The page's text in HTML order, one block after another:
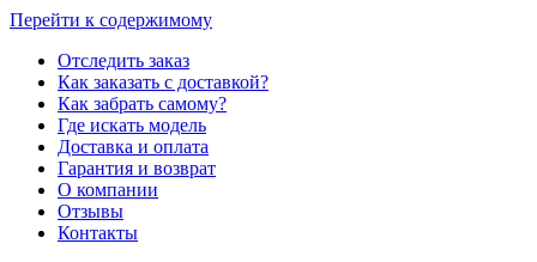
Перейти к содержимому
Отследить заказ
Как заказать с доставкой?
Как забрать самому?
Где искать модель
Доставка и оплата
Гарантия и возврат
О компании
Отзывы
Контакты